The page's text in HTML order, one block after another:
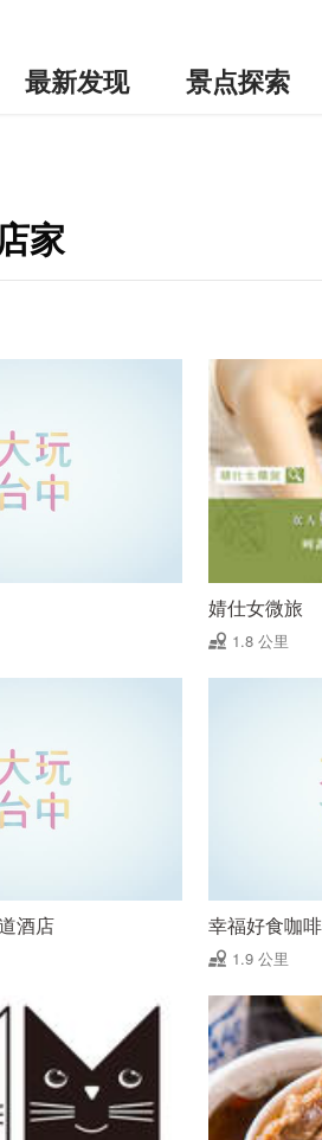
最新发现 景点探索
家
婧仕女微旅
1.8 公里
酒店 幸福好食咖
1.9 公里